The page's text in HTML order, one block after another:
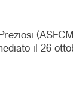
il 26